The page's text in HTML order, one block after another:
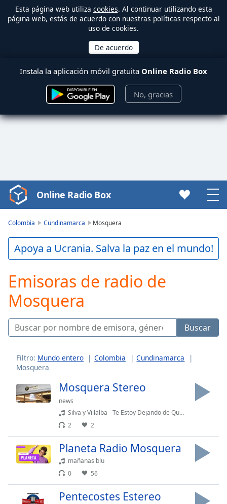
Esta página web utiliza cookies. Al continuar utilizando esta
página web, estás de acuerdo con nuestras políticas respecto al
uso de cookies.
Instala la aplicación móvil gratuita Online Radio Box
No, gracias
Video
Player
Play
Video
Skip
Backward
Skip
Forward
Current
Time0:00
Duration -:-
Loaded:
Stream
TypeLIVE
behind
LIVE
Remaining
Time-
Online Radio Box
Colombia Cundinamarca Mosquera
Apoya a Ucrania. Salva la paz en el mundo!
Emisoras de radio de
Mosquera
Buscar
Filtro: Mundo entero Colombia
Cundinamarca
Mosquera
Mosquera Stereo
news
Silva y Villalba - Te Estoy Dejando de Querer (Remasterizada)
2
2
Planeta Radio Mosquera
mañanas blu
0
56
Pentecostes Estereo